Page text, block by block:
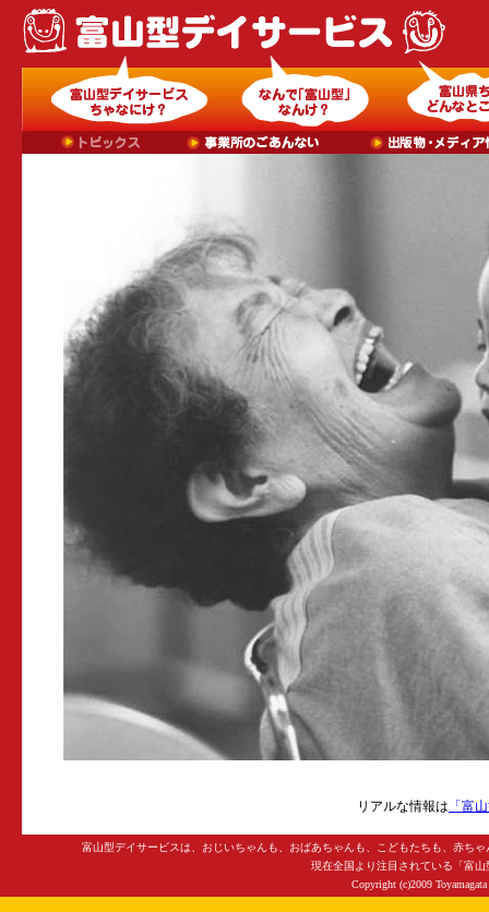
リアルな情報は 「富
富山型デイサービスは、おじいちゃんも、おばあちゃんも、こどもたちも、赤ち
現在全国より注目されている「富
Copyright (c)2009